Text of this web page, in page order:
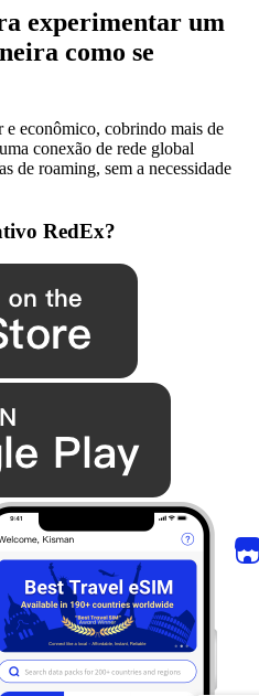
experimentar um
como se
e econômico, cobrindo mais de
conexão de rede global
de roaming, sem a necessidade
RedEx?